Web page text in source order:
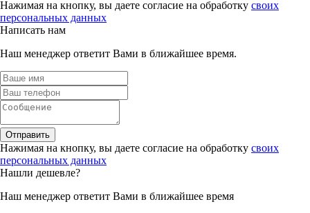
Нажимая на кнопку, вы даете согласие на обработку своих
персональных данных
Написать нам
Наш менеджер ответит Вами в ближайшее время.
Отправить
Нажимая на кнопку, вы даете согласие на обработку своих
персональных данных
Нашли дешевле?
Наш менеджер ответит Вами в ближайшее время